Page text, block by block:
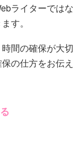
ライターではな
す。
間の確保が大切
の仕方をお伝え